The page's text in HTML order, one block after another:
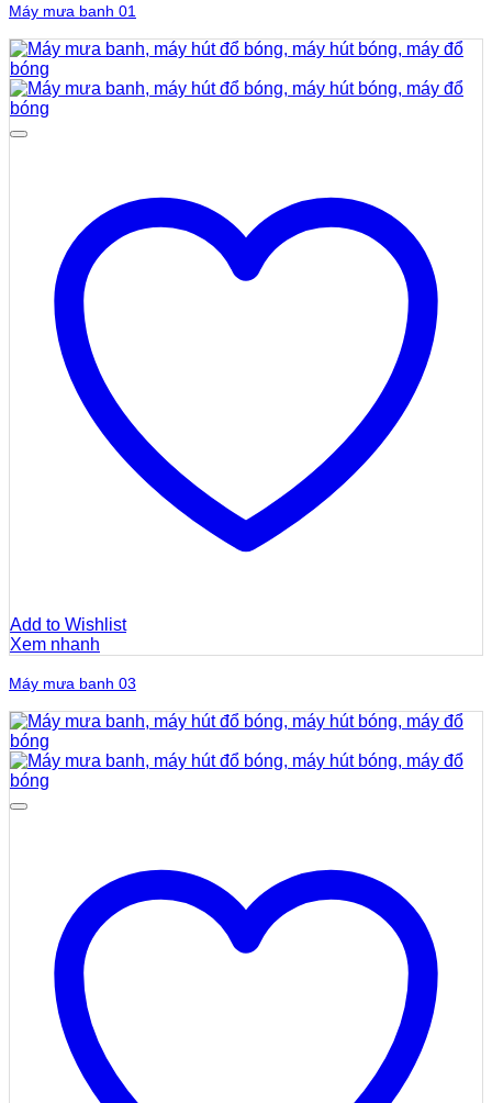
Máy mưa banh 01
Add to Wishlist
Xem nhanh
Máy mưa banh 03